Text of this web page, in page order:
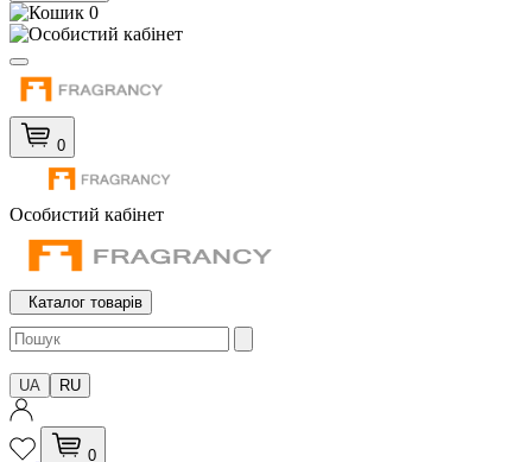
0
0
Особистий кабінет
Каталог товарів
UA RU
0